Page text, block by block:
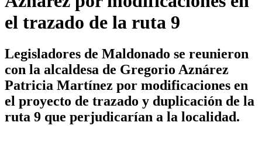
el trazado de la ruta 9
Legisladores de Maldonado se reunieron
con la alcaldesa de Gregorio Aznárez
Patricia Martínez por modificaciones en
el proyecto de trazado y duplicación de la
ruta 9 que perjudicarían a la localidad.